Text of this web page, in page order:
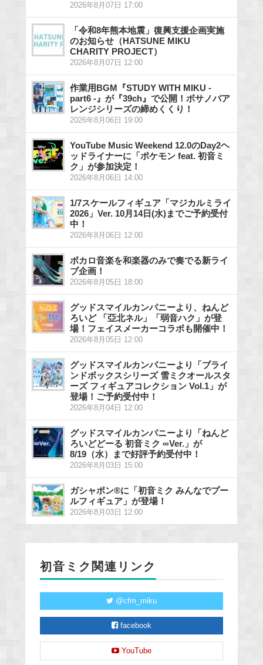
2026年8月07日 17:00
「令和8年熊本地震」復興支援企画実施
のお知らせ（HATSUNE MIKU
CHARITY PROJECT）
2026年8月07日 12:00
作業用BGM『STUDY WITH MIKU -
part6 -』が『39ch』で公開！ボサノバア
レンジシリーズの締めくくり！
2026年8月06日 19:00
YouTube Music Weekend 12.0のDay2ヘ
ッドライナーに「ポケモン feat. 初音ミ
ク」が参加決定！
2026年8月06日 14:00
1/7スケールフィギュア「マジカルミライ
2026」Ver. 10月14日(水)までご予約受付
中！
2026年8月06日 12:00
ボカロ音楽を和楽器のみで奏でる新ライ
ブ企画！
2026年8月05日 18:00
グッドスマイルカンパニーより、ねんど
ろいど 「亞北ネル」「弱音ハク」が登
場！フェイスメーカーコラボも開催中！
2026年8月05日 12:00
グッドスマイルカンパニーより「ブライ
ンドボックスシリーズ 雪ミクオールスタ
ーズ フィギュアコレクション Vol.1」が
登場！ご予約受付中！
2026年8月04日 12:00
グッドスマイルカンパニーより「ねんど
ろいどどーる 初音ミク ∞Ver.」が
8/19（水）まで好評予約受付中！
2026年8月03日 15:00
ガシャポン®に「初音ミク みんなでプー
ルフィギュア」が登場！
2026年8月03日 12:00
初音ミク関連リンク
@cfm_miku
facebook
YouTube